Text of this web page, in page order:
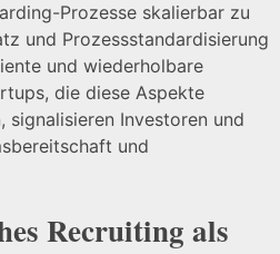
Prozesse skalierbar zu
und Prozessstandardisierung
und wiederholbare
die diese Aspekte
Investoren und
und
Recruiting als